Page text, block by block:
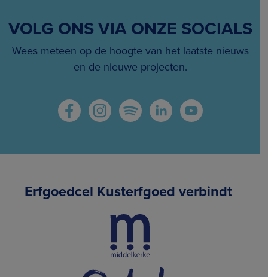
VOLG ONS VIA ONZE SOCIALS
Wees meteen op de hoogte van het laatste nieuws
en de nieuwe projecten.
Erfgoedcel Kusterfgoed verbindt